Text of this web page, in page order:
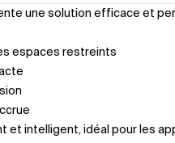
une solution efficace et
espaces restreints
et intelligent, idéal pour les